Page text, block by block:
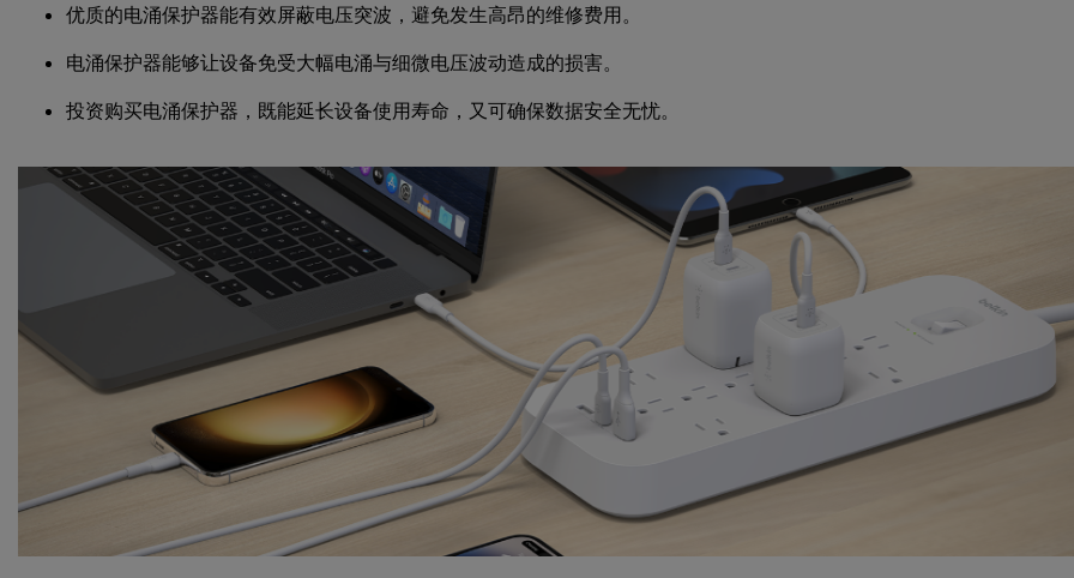
优质的电涌保护器能有效屏蔽电压突波，避免发生高昂的维修费用。
电涌保护器能够让设备免受大幅电涌与细微电压波动造成的损害。
投资购买电涌保护器，既能延长设备使用寿命，又可确保数据安全无忧。